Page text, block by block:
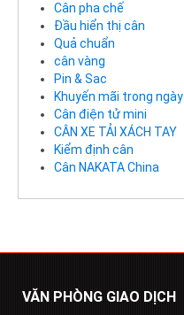
Cân pha chế
Đầu hiển thị cân
Quả chuẩn
cân vàng
Pin & Sac
Khuyến mãi trong ngày
Cân điện tử mini
CÂN XE TẢI XÁCH TAY
Kiểm định cân
Cân NAKATA China
VĂN PHÒNG GIAO DỊCH